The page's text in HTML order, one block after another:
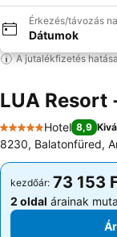
Érkezés/távozás
Dátumok
A jutalékfizetés
LUA Resort
5 Kategória
Hotel 8,9
8230, Balatonfüred,
kezdőár: 73 153
2 oldal árainak
kezdőár: 73 153
2 oldal árainak